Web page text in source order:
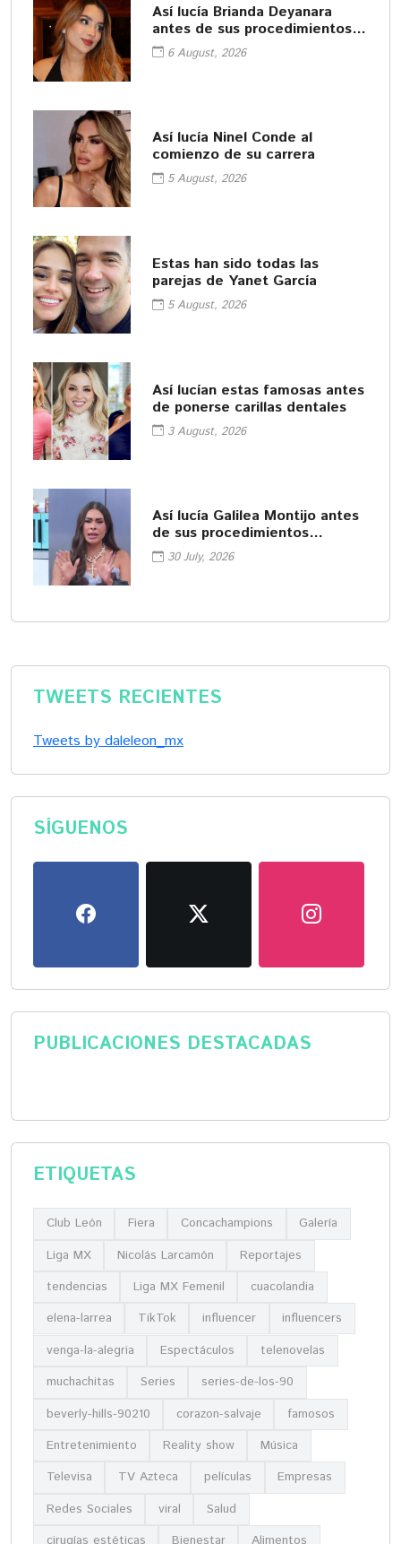
Así lucía Brianda Deyanara
antes de sus procedimientos
cosméticos
6 August, 2026
Así lucía Ninel Conde al
comienzo de su carrera
5 August, 2026
Estas han sido todas las
parejas de Yanet García
5 August, 2026
Así lucían estas famosas antes
de ponerse carillas dentales
3 August, 2026
Así lucía Galilea Montijo antes
de sus procedimientos
cosméticos
30 July, 2026
TWEETS RECIENTES
Tweets by daleleon_mx
SÍGUENOS
PUBLICACIONES DESTACADAS
ETIQUETAS
Club León Fiera Concachampions
Galería
Liga MX
Nicolás Larcamón
Reportajes
tendencias
Liga MX Femenil
cuacolandia
elena-larrea
TikTok influencer
influencers
venga-la-alegria
Espectáculos
telenovelas
muchachitas
Series
series-de-los-90
beverly-hills-90210
corazon-salvaje
famosos
Entretenimiento
Reality show
Música
Televisa
TV Azteca películas
Empresas
Redes Sociales
viral
Salud